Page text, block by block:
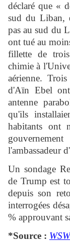
déclaré que «
sud du Liban,
pas au sud du
ont tué au
fillette de
chimie à
aérienne.
d'Aïn Ebel
antenne
qu'ils
habitants ont
l'ambassadeur
Un sondage
de Trump est
depuis son
interrogées
% approuvant
*Source :